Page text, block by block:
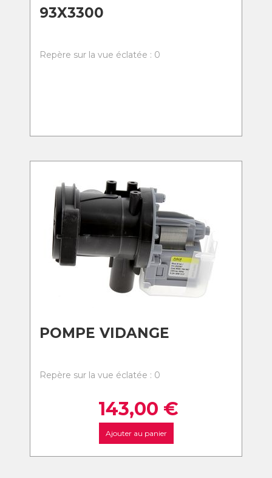
93X3300
Repère sur la vue éclatée : 0
POMPE VIDANGE
Repère sur la vue éclatée : 0
143,00 €
Ajouter au panier